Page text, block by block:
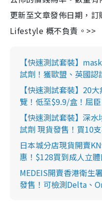
更新至文章發佈日期，
Lifestyle 概不負責。>>
【快速測試套裝】
試劑！獲歐盟、英國認
【快速測試套裝】20
覽！低至$9.9/盒！屈
【快速測試套裝】深
試劑 現貨發售！買10
日本城分店現貨開賣
惠！$128買到成人立
MEDEIS開賣香港衛生
發售！可檢測Delta、